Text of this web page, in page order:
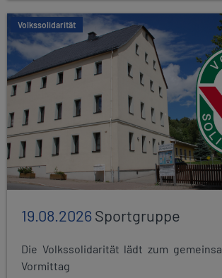
Volkssolidarität
19.08.2026Sportgruppe
Die Volkssolidarität lädt zum
Vormittag